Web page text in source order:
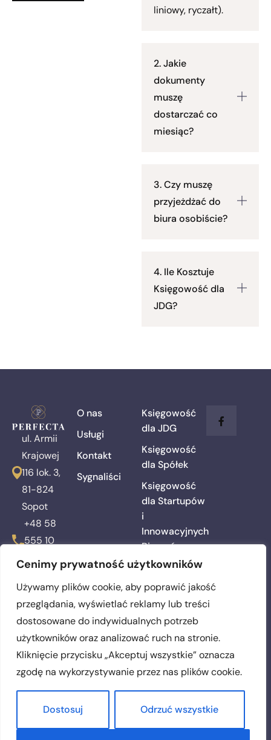
Cenimy prywatność użytkowników
Używamy plików cookie, aby poprawić jakość
przeglądania, wyświetlać reklamy lub treści
dostosowane do indywidualnych potrzeb
użytkowników oraz analizować ruch na stronie.
Kliknięcie przycisku „Akceptuj wszystkie” oznacza
zgodę na wykorzystywanie przez nas plików cookie.
Dostosuj Odrzuć wszystkie
liniowy, ryczałt).
2. Jakie
dokumenty
muszę
dostarczać co
miesiąc?
3. Czy muszę
przyjeżdżać do
biura osobiście?
4. Ile Kosztuje
Księgowość dla
JDG?
ul. Armii
Krajowej
116 lok. 3,
81-824
Sopot
+48 58
555 10
biuro@awperfecta.pl
O nas
Usługi
Kontakt
Sygnaliści
Księgowość
dla JDG
Księgowość
dla Spółek
Księgowość
dla Startupów
i
Innowacyjnych
Biznesów
Kadry i
Płace
Zakładanie
Działalności
i Spółek
© 2025 PERFECTABiuro Rachunkowe. Wszelkie prawa
zastrzeżone. Realizacja:
WeUpgrade.pl